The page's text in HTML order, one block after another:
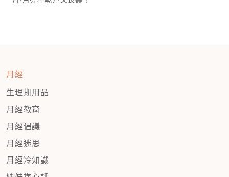
月經
生理期用品
月經教育
月經倡議
月經迷思
月經冷知識